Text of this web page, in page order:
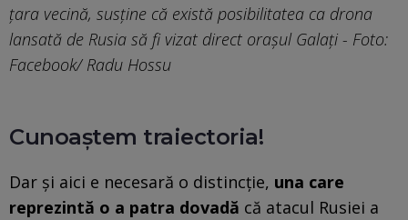
țara vecină, susține că există posibilitatea ca drona
lansată de Rusia să fi vizat direct orașul Galați - Foto:
Facebook/ Radu Hossu
Cunoaștem traiectoria!
Dar și aici e necesară o distincție, una care
reprezintă o a patra dovadă că atacul Rusiei a